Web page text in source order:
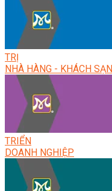
TRỊ
NHÀ HÀNG - KHÁCH SẠN
TRIỂN
DOANH NGHIỆP